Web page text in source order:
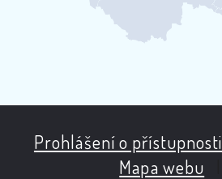
Prohlášení o přístupnosti
Mapa webu